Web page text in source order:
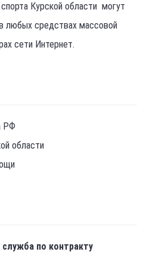
Курской области могут
любых средствах массовой
сети Интернет.
РФ
области
служба по контракту